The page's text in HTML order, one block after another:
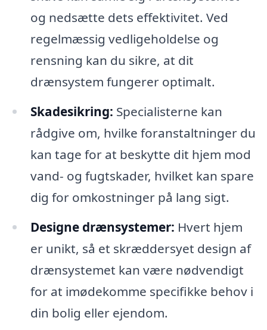
og nedsætte dets effektivitet. Ved
regelmæssig vedligeholdelse og
rensning kan du sikre, at dit
drænsystem fungerer optimalt.
Skadesikring: Specialisterne kan
rådgive om, hvilke foranstaltninger du
kan tage for at beskytte dit hjem mod
vand- og fugtskader, hvilket kan spare
dig for omkostninger på lang sigt.
Designe drænsystemer: Hvert hjem
er unikt, så et skræddersyet design af
drænsystemet kan være nødvendigt
for at imødekomme specifikke behov i
din bolig eller ejendom.